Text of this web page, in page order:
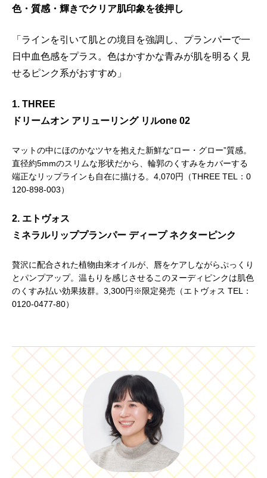
色・質感・輝きでクリア肌印象を後押し
「ラインを引いて肌との境目を強調し、プランパーで一
日中血色感をプラス。色はかすかな青みが肌を明るく見
せるピンク系がおすすめ」
1. THREE
ドリームオン アリューリング リルone 02
マットの中にほのかなツヤを抱えた新鮮な“ロー・グロー”質感。
直径約5mmのスリムな形状だから、輪郭のくすみをカバーする
端正なリップラインも自在に描ける。4,070円（THREE TEL：0
120-898-003）
2. エトヴォス
ミネラルリッププランパー ディープ ネクターピンク
贅沢に配合された植物由来オイルが、唇をケアしながらぷっくり
とパンプアップ。温もりを感じさせるこのヌーディピンクは肌色
のくすみ払い効果抜群。3,300円※限定発売（エトヴォス TEL：
0120-0477-80）